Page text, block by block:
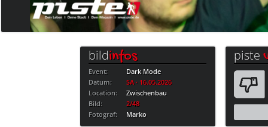
bildinfos
Event:
Dark Mode
Datum:
SA · 16.05.2026
Location:
Zwischenbau
Bild:
2/48
Fotograf:
Marko
piste